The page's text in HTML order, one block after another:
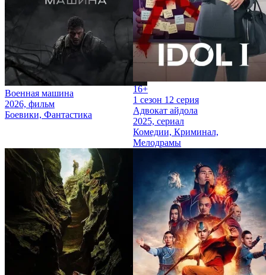
Военная машина
2026, фильм
Боевики, Фантастика
16+
1 сезон 12 серия
Адвокат айдола
2025, сериал
Комедии, Криминал,
Мелодрамы